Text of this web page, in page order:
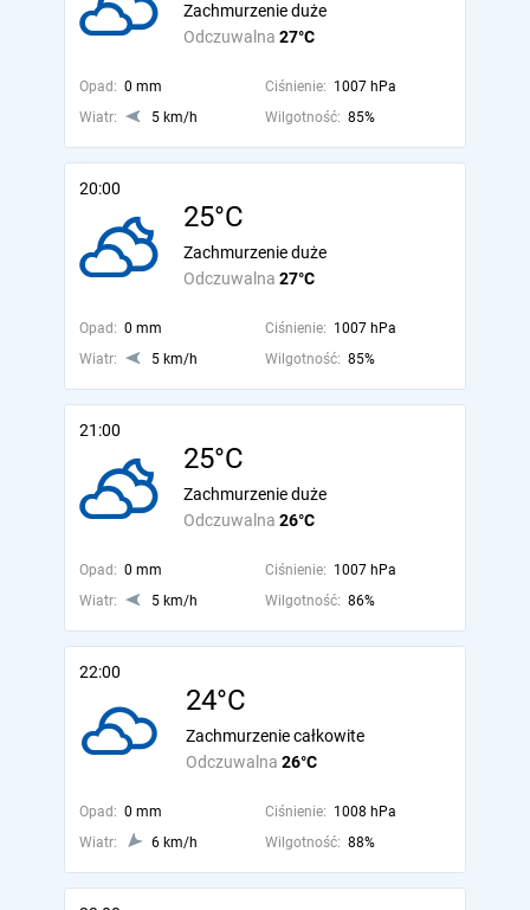
Odczuwalna 27°C
Zachmurzenie duże
Opad: 0 mm Ciśnienie: 1007 hPa
Wiatr:
5 km/h Wilgotność: 85%
20:00
25°C
Odczuwalna 27°C
Zachmurzenie duże
Opad: 0 mm Ciśnienie: 1007 hPa
Wiatr:
5 km/h Wilgotność: 85%
21:00
25°C
Odczuwalna 26°C
Zachmurzenie duże
Opad: 0 mm Ciśnienie: 1007 hPa
Wiatr:
5 km/h Wilgotność: 86%
22:00
24°C
Odczuwalna 26°C
Zachmurzenie całkowite
Opad: 0 mm Ciśnienie: 1008 hPa
Wiatr:
6 km/h Wilgotność: 88%